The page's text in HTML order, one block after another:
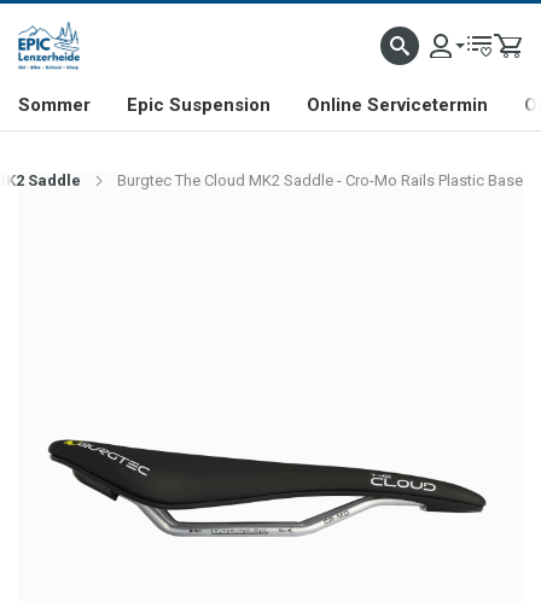
& FREERIDE-SPEZIALIST SCHWEIZER FIRMA SHOP & SHOWROOM IN
Sommer Epic Suspension Online Servicetermin
Saddle Burgtec The Cloud MK2 Saddle - Cro-Mo Rails Plastic Base